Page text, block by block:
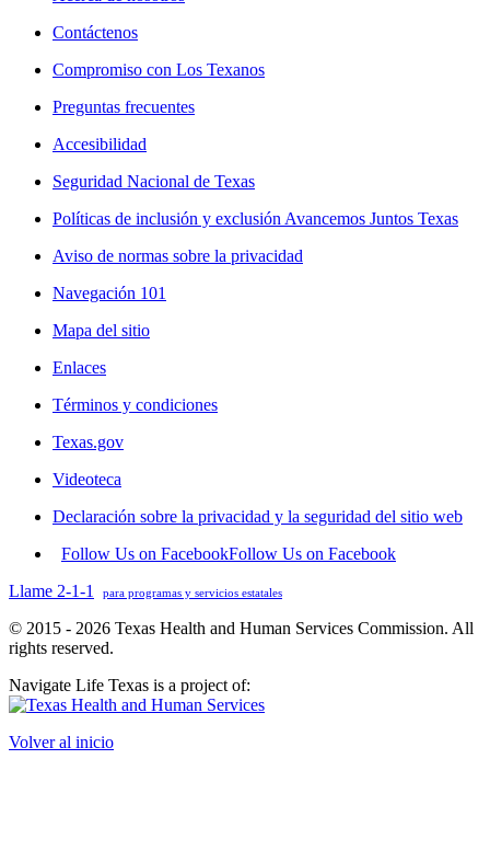
Contáctenos
Compromiso con Los Texanos
Preguntas frecuentes
Accesibilidad
Seguridad Nacional de Texas
Políticas de inclusión y exclusión Avancemos Juntos Texas
Aviso de normas sobre la privacidad
Navegación 101
Mapa del sitio
Enlaces
Términos y condiciones
Texas.gov
Videoteca
Declaración sobre la privacidad y la seguridad del sitio web
Follow Us on FacebookFollow Us on Facebook
Llame 2-1-1
para programas y servicios estatales
© 2015 - 2026 Texas Health and Human Services Commission. All
rights reserved.
Navigate Life Texas is a project of:
Volver al inicio